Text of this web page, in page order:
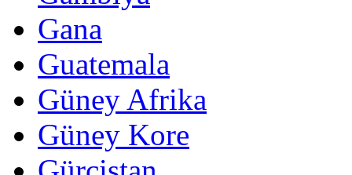
Gana
Guatemala
Güney Afrika
Güney Kore